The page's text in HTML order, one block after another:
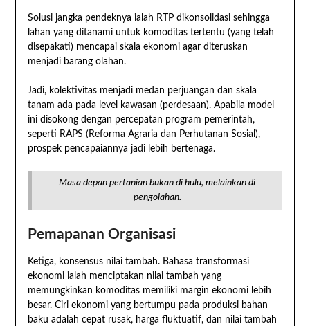
Solusi jangka pendeknya ialah RTP dikonsolidasi sehingga
lahan yang ditanami untuk komoditas tertentu (yang telah
disepakati) mencapai skala ekonomi agar diteruskan
menjadi barang olahan.
Jadi, kolektivitas menjadi medan perjuangan dan skala
tanam ada pada level kawasan (perdesaan). Apabila model
ini disokong dengan percepatan program pemerintah,
seperti RAPS (Reforma Agraria dan Perhutanan Sosial),
prospek pencapaiannya jadi lebih bertenaga.
Masa depan pertanian bukan di hulu, melainkan di
pengolahan.
Pemapanan Organisasi
Ketiga, konsensus nilai tambah. Bahasa transformasi
ekonomi ialah menciptakan nilai tambah yang
memungkinkan komoditas memiliki margin ekonomi lebih
besar. Ciri ekonomi yang bertumpu pada produksi bahan
baku adalah cepat rusak, harga fluktuatif, dan nilai tambah